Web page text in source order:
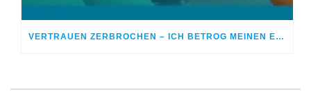
VERTRAUEN ZERBROCHEN – ICH BETROG MEINEN EHEPARTNER